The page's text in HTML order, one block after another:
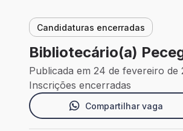
Candidaturas encerradas
Bibliotecário(a)
Publicada em 24 de fevereiro de
Inscrições encerradas
Compartilhar vaga